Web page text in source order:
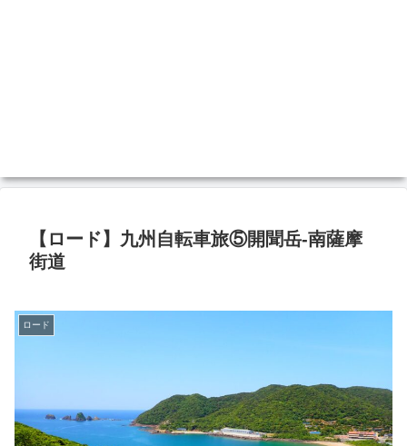
【ロード】九州自転車旅⑤開聞岳-南薩摩
街道
ロード